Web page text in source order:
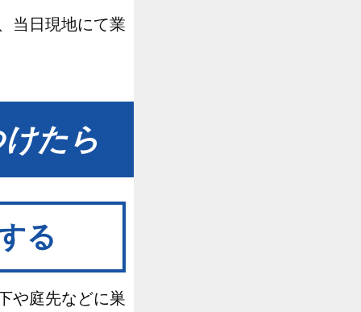
当日現地にて業
たら
る
や庭先などに巣